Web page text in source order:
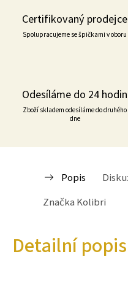
Certifikovaný prodejce
Spolupracujeme se špičkami v oboru
Odesíláme do 24 hodin
Zboží skladem odesíláme do druhého
dne
Popis
Značka Kolibri
Detailní